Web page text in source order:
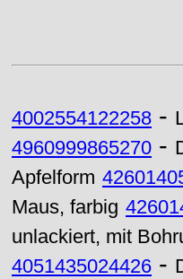
4002554122258 -
4960999865270 -
Apfelform
Maus, farbig
unlackiert, mit
4051435024426 -